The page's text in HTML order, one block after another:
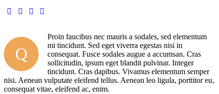
Q
Proin faucibus nec mauris a sodales, sed elementum
mi tincidunt. Sed eget viverra egestas nisi in
consequat. Fusce sodales augue a accumsan. Cras
sollicitudin, ipsum eget blandit pulvinar. Integer
tincidunt. Cras dapibus. Vivamus elementum semper
nisi. Aenean vulputate eleifend tellus. Aenean leo ligula, porttitor eu,
consequat vitae, eleifend ac, enim.